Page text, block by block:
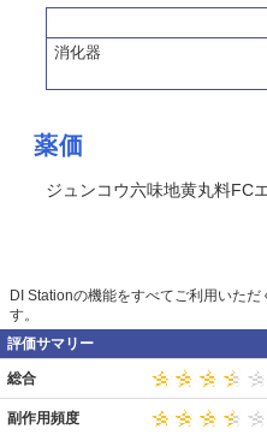
消化器
薬価
ジュンコウ六味地黄丸料FC
DI Stationの機能をすべてご利用いただ
す。
評価サマリー
総合
副作用頻度